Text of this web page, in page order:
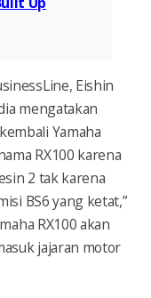
Eishin
mengatakan
Yamaha
RX100 karena
2 tak karena
BS6 yang ketat,”
RX100 akan
jajaran motor